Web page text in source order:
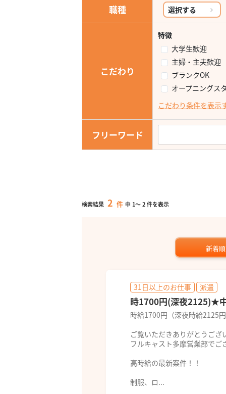
職種 選択する
こだわり
特徴
大学生歓迎
主婦・主夫歓迎
ブランクOK
オープニングス
こだわり条件を表示
フリーワード
検索結果 2 件 中 1～2件を表示
新着順
31日以上のお仕事 派遣
時1700円(深夜2125)★
時給1700円（深夜時給2125
ご覧いただきありがとうござ
フルキャスト多摩営業部でご
高時給の最新案件！！
制服、ロ...